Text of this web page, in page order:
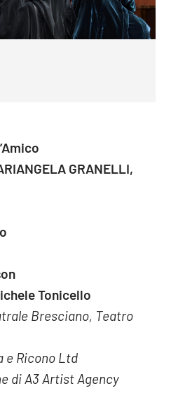
GRANELLI,
Tonicello
Bresciano, Teatro
e Ricono Ltd
di A3 Artist Agency